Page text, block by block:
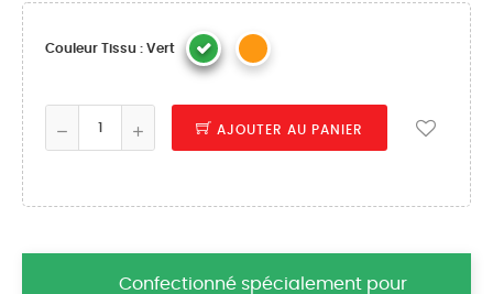
Couleur Tissu : Vert
AJOUTER AU PANIER
Confectionné spécialement pour